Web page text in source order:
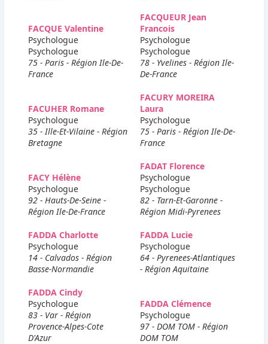
FACQUE Valentine
Psychologue
Psychologue
75 - Paris - Région Ile-De-
France
FACQUEUR Jean
Francois
Psychologue
Psychologue
78 - Yvelines - Région Ile-
De-France
FACUHER Romane
Psychologue
35 - Ille-Et-Vilaine - Région
Bretagne
FACURY MOREIRA
Laura
Psychologue
75 - Paris - Région Ile-De-
France
FACY Hélène
Psychologue
92 - Hauts-De-Seine -
Région Ile-De-France
FADAT Florence
Psychologue
Psychologue
82 - Tarn-Et-Garonne -
Région Midi-Pyrenees
FADDA Charlotte
Psychologue
14 - Calvados - Région
Basse-Normandie
FADDA Lucie
Psychologue
64 - Pyrenees-Atlantiques
- Région Aquitaine
FADDA Cindy
Psychologue
83 - Var - Région
Provence-Alpes-Cote
D'Azur
FADDA Clémence
Psychologue
97 - DOM TOM - Région
DOM TOM